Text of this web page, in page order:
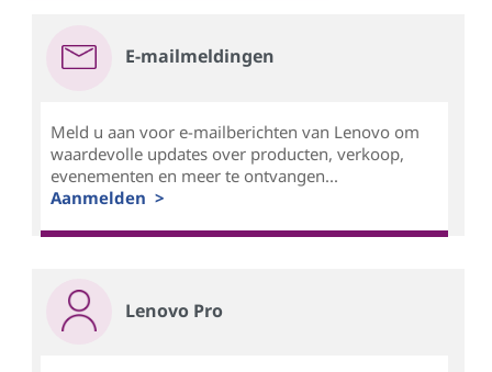
E-mailmeldingen
Meld u aan voor e-mailberichten van Lenovo om
waardevolle updates over producten, verkoop,
evenementen en meer te ontvangen...
Aanmelden >
Lenovo Pro